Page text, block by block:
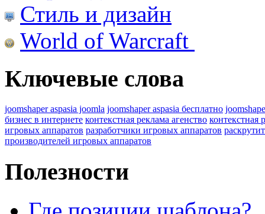
Стиль и дизайн
World of Warcraft
Ключевые слова
joomshaper aspasia joomla joomshaper aspasia бесплатно
бизнес в интернете контекстная реклама агенство контекстная
игровых аппаратов разработчики игровых аппаратов
производителей игровых аппаратов
Полезности